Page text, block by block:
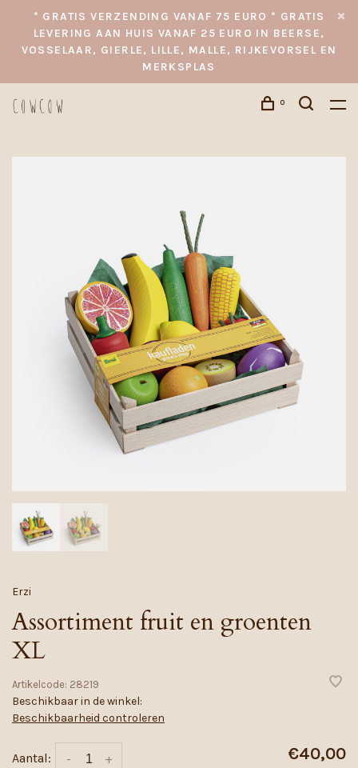
* GRATIS VERZENDING VANAF 75 EURO * GRATIS
LEVERING AAN HUIS VANAF 25 EURO IN BEERSE,
VOSSELAAR, GIERLE, LILLE, MALLE, RIJKEVORSEL EN
MERKSPLAS
0
Erzi
Assortiment fruit en groenten
XL
Artikelcode: 28219
Beschikbaar in de winkel:
Beschikbaarheid controleren
Aantal: +
- €40,00